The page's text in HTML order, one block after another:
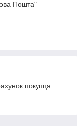
Пошта"
покупця